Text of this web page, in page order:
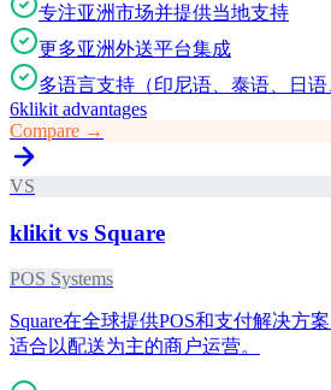
专注亚洲市场并提供当地支持
更多亚洲外送平台集成
多语言支持（印尼语、泰语、日语
6klikit advantages
Compare →
VS
klikit vs Square
POS Systems
Square在全球提供POS和支付解决方
适合以配送为主的商户运营。